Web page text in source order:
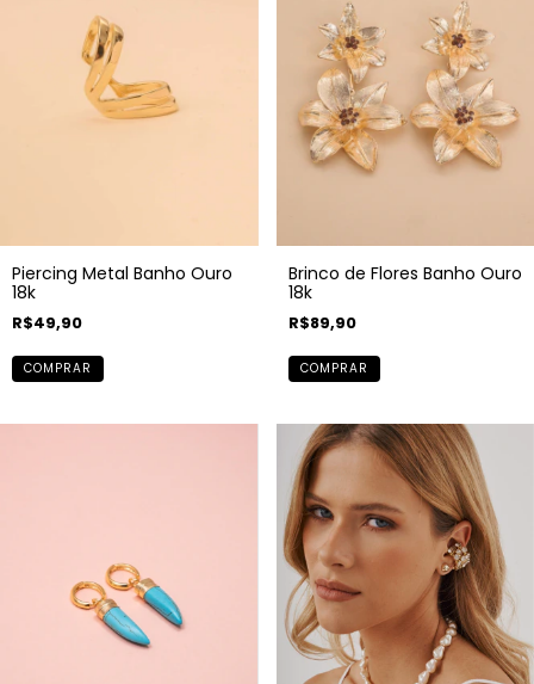
Piercing Metal Banho Ouro
18k
R$49,90
COMPRAR
Brinco de Flores Banho Ouro
18k
R$89,90
COMPRAR